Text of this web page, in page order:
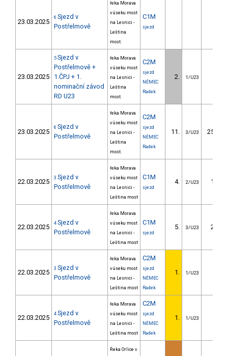
23.03.2025
6 Sjezd v
Postřelmově
řeka Morava
v úseku most
na Lesnici -
Leština
most.
C1M
sjezd
23.03.2025
5 Sjezd v
Postřelmově +
1.ČPJ + 1.
nominační závod
RD U23
řeka Morava
v úseku most
na Lesnici -
Leština
most.
C2M
sjezd
NĚMEC
Radek
2. 1/U23
23.03.2025
6 Sjezd v
Postřelmově
řeka Morava
v úseku most
na Lesnici -
Leština
most.
C2M
sjezd
NĚMEC
Radek
11. 3/U23 254.80
22.03.2025 3 Sjezd v
Postřelmově
řeka Morava
v úseku most
na Lesnici -
Leština most
C1M
sjezd
4. 2/U23 11.80
22.03.2025 4 Sjezd v
Postřelmově
řeka Morava
v úseku most
na Lesnici -
Leština most
C1M
sjezd
5. 3/U23 24.90
22.03.2025 3 Sjezd v
Postřelmově
řeka Morava
v úseku most
na Lesnici -
Leština most
C2M
sjezd
NĚMEC
Radek
1. 1/U23
22.03.2025 4 Sjezd v
Postřelmově
řeka Morava
v úseku most
na Lesnici -
Leština most
C2M
sjezd
NĚMEC
Radek
1. 1/U23
Řeka Orlice v